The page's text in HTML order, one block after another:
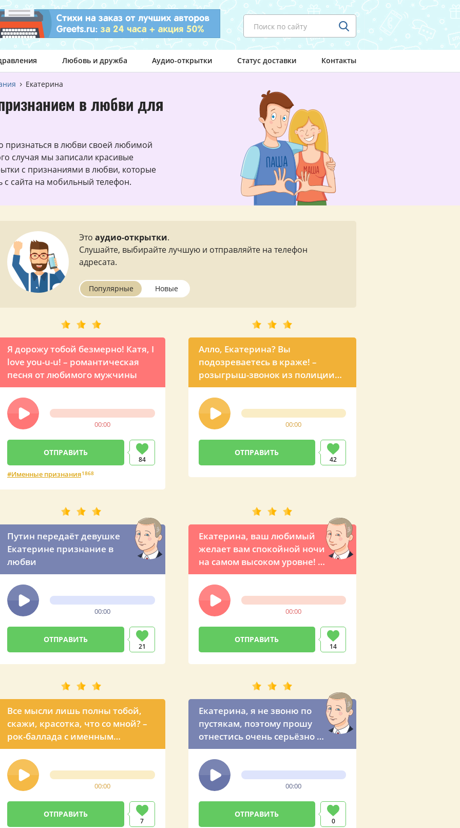
Поиск по сайту
Любовь и дружба Аудио-открытки Статус доставки Контакты
Екатерина
в любви для
признаться в любви своей любимой
случая мы записали красивые
с признаниями в любви, которые
сайта на мобильный телефон.
Это аудио-открытки.
Слушайте, выбирайте лучшую и отправляйте на телефон
адресата.
Популярные Новые
Я дорожу тобой безмерно! Катя, I
love you-u-u! – романтическая
песня от любимого мужчины
00:00
84
Именные признания1868
Алло, Екатерина? Вы
подозреваетесь в краже! –
розыгрыш-звонок из полиции
для любимой девушки
00:00
42
Путин передаёт девушке
Екатерине признание в
любви
00:00
21
Екатерина, ваш любимый
желает вам спокойной ночи
на самом высоком уровне! -
ночной звонок от
президента России
00:00
14
Все мысли лишь полны тобой,
скажи, красотка, что со мной? –
рок-баллада с именным
признанием в любви для
Екатерины
00:00
7
Екатерина, я не звоню по
пустякам, поэтому прошу
отнестись очень серьёзно к
нашему разговору! –
шуточный звонок с
голосовым признанием от
президента Путина (по
просьбе любимого
мужчины)
00:00
0